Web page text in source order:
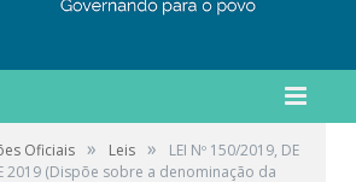
Oficiais » Leis »
LEI Nº 150/2019, DE
2019 (Dispõe sobre a denominação da